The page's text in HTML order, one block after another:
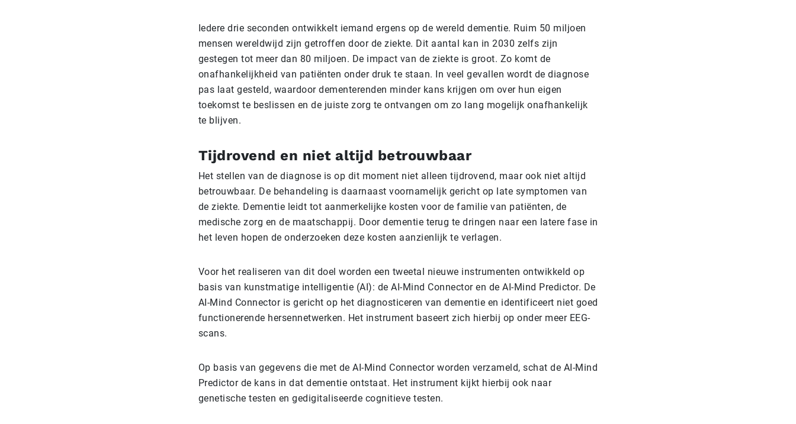
Iedere drie seconden ontwikkelt iemand ergens op de wereld dementie. Ruim 50 miljoen
mensen wereldwijd zijn getroffen door de ziekte. Dit aantal kan in 2030 zelfs zijn
gestegen tot meer dan 80 miljoen. De impact van de ziekte is groot. Zo komt de
onafhankelijkheid van patiënten onder druk te staan. In veel gevallen wordt de diagnose
pas laat gesteld, waardoor dementerenden minder kans krijgen om over hun eigen
toekomst te beslissen en de juiste zorg te ontvangen om zo lang mogelijk onafhankelijk
te blijven.
Tijdrovend en niet altijd betrouwbaar
Het stellen van de diagnose is op dit moment niet alleen tijdrovend, maar ook niet altijd
betrouwbaar. De behandeling is daarnaast voornamelijk gericht op late symptomen van
de ziekte. Dementie leidt tot aanmerkelijke kosten voor de familie van patiënten, de
medische zorg en de maatschappij. Door dementie terug te dringen naar een latere fase in
het leven hopen de onderzoeken deze kosten aanzienlijk te verlagen.
Voor het realiseren van dit doel worden een tweetal nieuwe instrumenten ontwikkeld op
basis van kunstmatige intelligentie (AI): de AI-Mind Connector en de AI-Mind Predictor. De
AI-Mind Connector is gericht op het diagnosticeren van dementie en identificeert niet goed
functionerende hersennetwerken. Het instrument baseert zich hierbij op onder meer EEG-
scans.
Op basis van gegevens die met de AI-Mind Connector worden verzameld, schat de AI-Mind
Predictor de kans in dat dementie ontstaat. Het instrument kijkt hierbij ook naar
genetische testen en gedigitaliseerde cognitieve testen.